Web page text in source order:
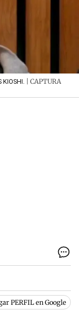
KIOSHI. | CAPTURA
PERFIL en Google